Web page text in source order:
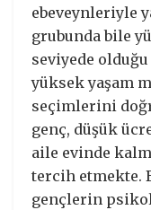
ebeveynleriyle
grubunda bile
seviyede
yüksek yaşam
seçimlerini
genç, düşük
aile evinde
tercih etmekte.
gençlerin